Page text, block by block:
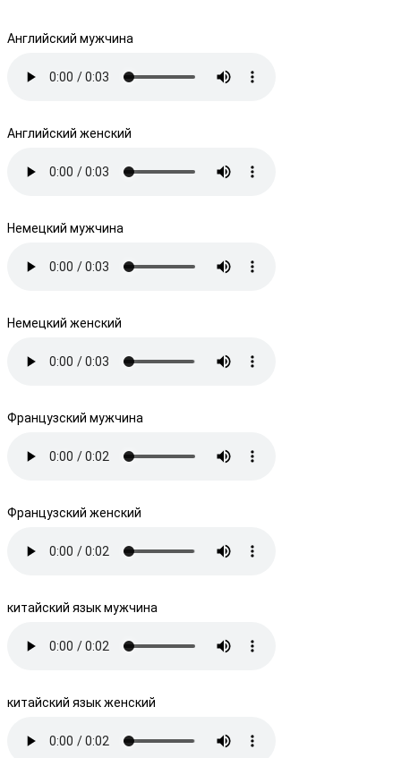
Английский мужчина
Английский женский
Немецкий мужчина
Немецкий женский
Французский мужчина
Французский женский
китайский язык мужчина
китайский язык женский